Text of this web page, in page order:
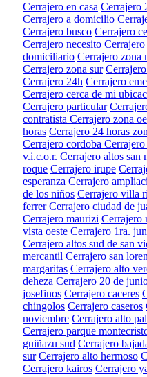
Cerrajero en casa Cerrajero
Cerrajero a domicilio
Cerrajero busco Cerrajero
Cerrajero necesito
domiciliario Cerrajero zona
Cerrajero zona sur
Cerrajero 24h Cerrajero
Cerrajero cerca de mi
Cerrajero particular
contratista Cerrajero zona
horas Cerrajero 24 horas
Cerrajero cordoba
v.i.c.o.r. Cerrajero altos san
roque Cerrajero irupe
esperanza Cerrajero
de los niños Cerrajero villa
ferrer Cerrajero ciudad de
Cerrajero maurizi Cerrajero
vista oeste Cerrajero 1ra.
Cerrajero altos sud de san
mercantil Cerrajero san
margaritas Cerrajero alto
deheza Cerrajero 20 de
josefinos Cerrajero caceres
chingolos Cerrajero caseros
noviembre Cerrajero alto
Cerrajero parque
guiñazu sud Cerrajero
sur Cerrajero alto hermoso
Cerrajero kairos Cerrajero